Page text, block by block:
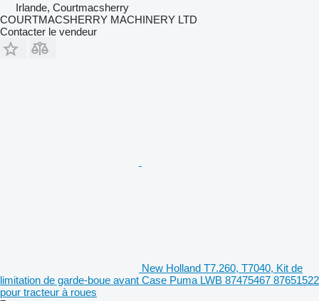
Irlande, Courtmacsherry
COURTMACSHERRY MACHINERY LTD
Contacter le vendeur
New Holland T7.260, T7040, Kit de
limitation de garde-boue avant Case Puma LWB 87475467 87651522
pour tracteur à roues